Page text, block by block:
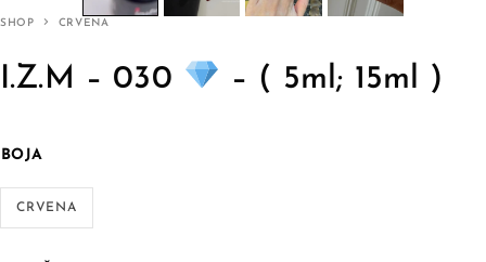
SHOP CRVENA
I.Z.M – 030 – ( 5ml; 15ml )
BOJA
CRVENA